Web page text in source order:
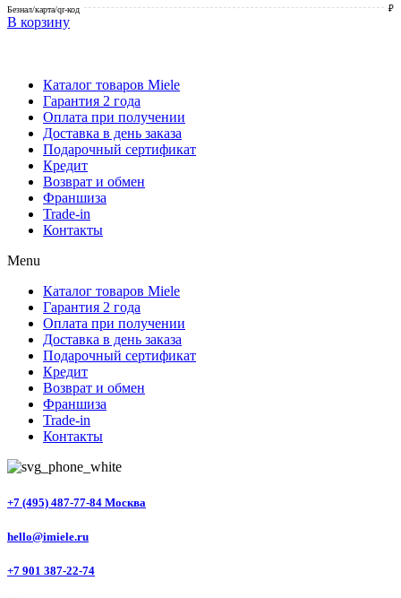
Безнал/карта/qr-код ₽
В корзину
Каталог товаров Miele
Гарантия 2 года
Оплата при получении
Доставка в день заказа
Подарочный сертификат
Кредит
Возврат и обмен
Франшиза
Trade-in
Контакты
Menu
Каталог товаров Miele
Гарантия 2 года
Оплата при получении
Доставка в день заказа
Подарочный сертификат
Кредит
Возврат и обмен
Франшиза
Trade-in
Контакты
+7 (495) 487-77-84 Москва
hello@imiele.ru
+7 901 387-22-74